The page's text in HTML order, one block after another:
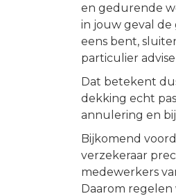
en gedurende
in jouw geval de
eens bent,
particulier
Dat betekent
dekking echt
annulering en
Bijkomend
verzekeraar
medewerkers
Daarom regelen